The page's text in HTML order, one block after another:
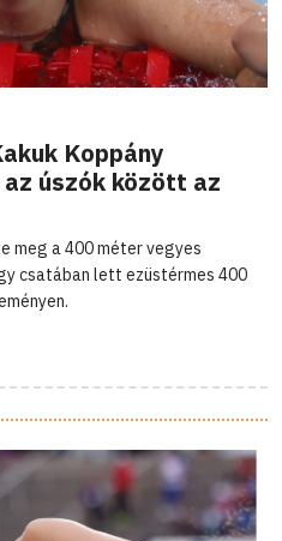
Koppány
úszók között az
meg a 400 méter vegyes
csatában lett ezüstérmes 400